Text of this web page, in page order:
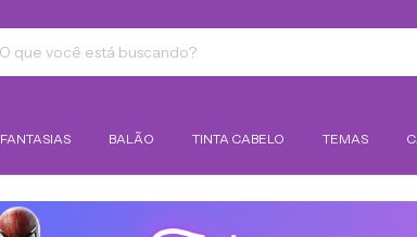
FANTASIAS BALÃO TINTA CABELO TEMAS